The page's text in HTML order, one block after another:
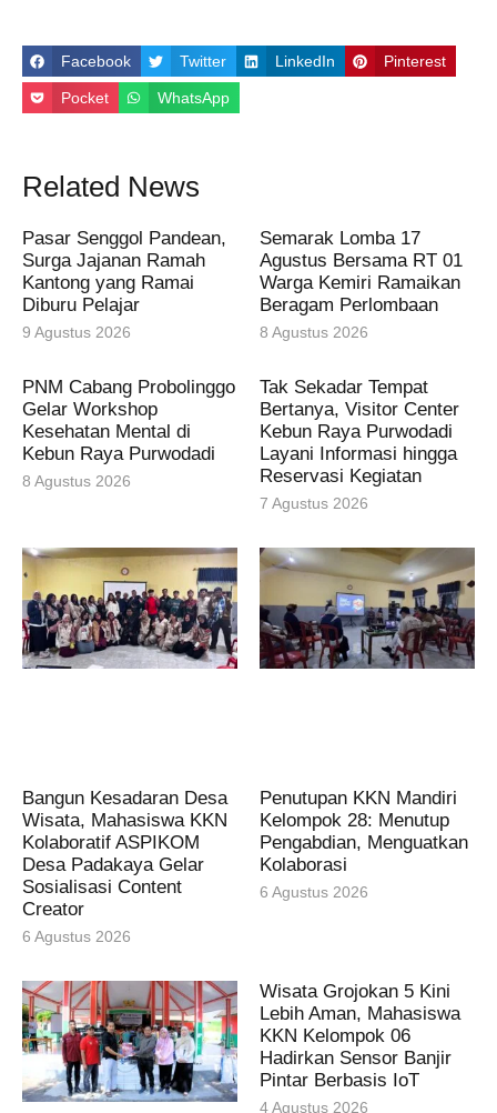
Facebook Twitter LinkedIn Pinterest
Pocket WhatsApp
Related News
Pasar Senggol Pandean,
Surga Jajanan Ramah
Kantong yang Ramai
Diburu Pelajar
9 Agustus 2026
Semarak Lomba 17
Agustus Bersama RT 01
Warga Kemiri Ramaikan
Beragam Perlombaan
8 Agustus 2026
PNM Cabang Probolinggo
Gelar Workshop
Kesehatan Mental di
Kebun Raya Purwodadi
8 Agustus 2026
Tak Sekadar Tempat
Bertanya, Visitor Center
Kebun Raya Purwodadi
Layani Informasi hingga
Reservasi Kegiatan
7 Agustus 2026
Bangun Kesadaran Desa
Wisata, Mahasiswa KKN
Kolaboratif ASPIKOM
Desa Padakaya Gelar
Sosialisasi Content
Creator
6 Agustus 2026
Penutupan KKN Mandiri
Kelompok 28: Menutup
Pengabdian, Menguatkan
Kolaborasi
6 Agustus 2026
Wisata Grojokan 5 Kini
Lebih Aman, Mahasiswa
KKN Kelompok 06
Hadirkan Sensor Banjir
Pintar Berbasis IoT
4 Agustus 2026